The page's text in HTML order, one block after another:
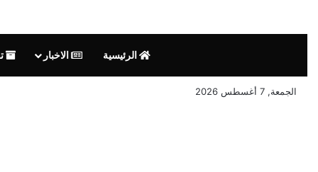
الرئيسية الاخبار
الجمعة, 7 أغسطس 2026